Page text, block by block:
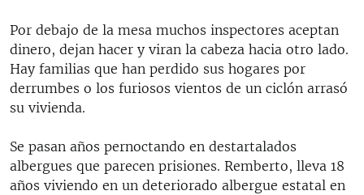
Por debajo de la mesa muchos inspectores aceptan
dinero, dejan hacer y viran la cabeza hacia otro lado.
Hay familias que han perdido sus hogares por
derrumbes o los furiosos vientos de un ciclón arrasó
su vivienda.
Se pasan años pernoctando en destartalados
albergues que parecen prisiones. Remberto, lleva 18
años viviendo en un deteriorado albergue estatal en